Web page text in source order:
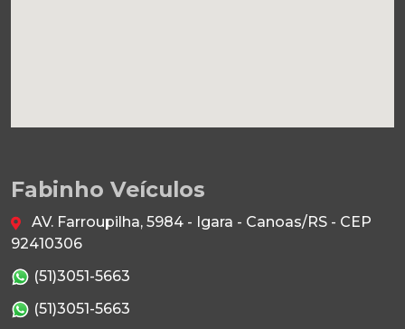
Fabinho Veículos
AV. Farroupilha, 5984 - Igara - Canoas/RS - CEP
92410306
(51)3051-5663
(51)3051-5663